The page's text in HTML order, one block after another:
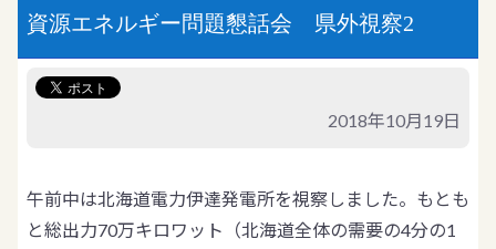
資源エネルギー問題懇話会 県外視察2
2018年10月19日
午前中は北海道電力伊達発電所を視察しました。もとも
と総出力70万キロワット（北海道全体の需要の4分の1